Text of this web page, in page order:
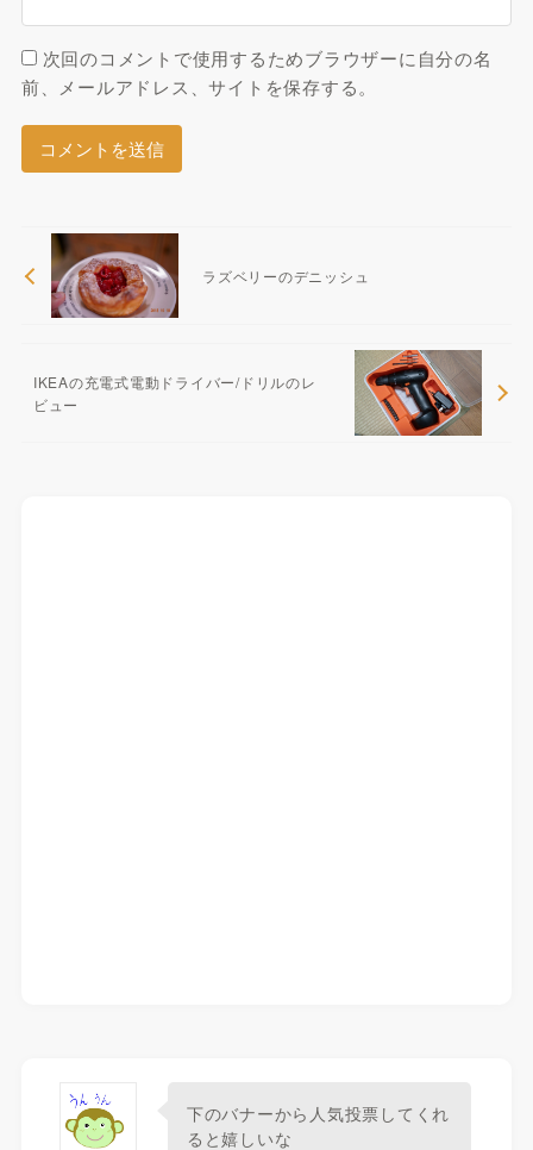
次回のコメントで使用するためブラウザーに自分の名
前、メールアドレス、サイトを保存する。
ラズベリーのデニッシュ
IKEAの充電式電動ドライバー/ドリルのレ
ビュー
下のバナーから人気投票してくれ
ると嬉しいな